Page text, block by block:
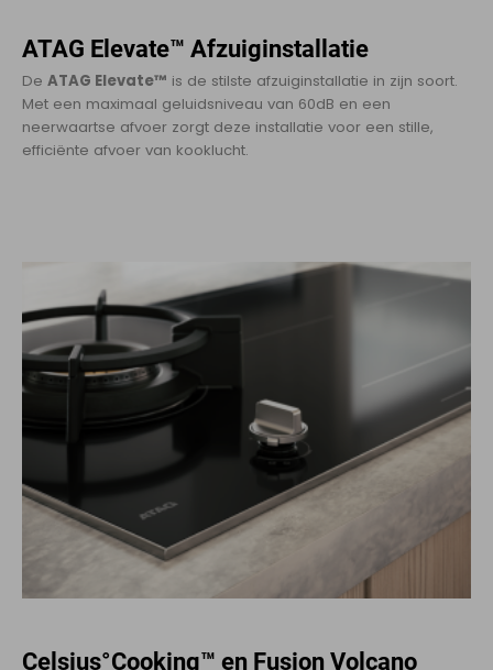
ATAG Elevate™ Afzuiginstallatie
De ATAG Elevate™ is de stilste afzuiginstallatie in zijn soort.
Met een maximaal geluidsniveau van 60dB en een
neerwaartse afvoer zorgt deze installatie voor een stille,
efficiënte afvoer van kooklucht.
Celsius°Cooking™ en Fusion Volcano